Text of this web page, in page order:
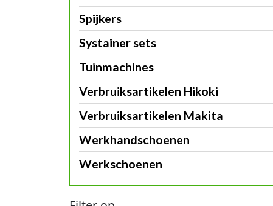
Spijkers
Systainer sets
Tuinmachines
Verbruiksartikelen Hikoki
Verbruiksartikelen Makita
Werkhandschoenen
Werkschoenen